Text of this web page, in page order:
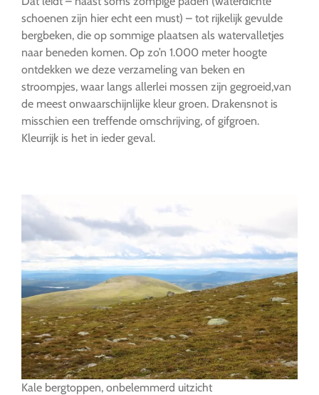
schoenen zijn hier echt een must) – tot rijkelijk gevulde
bergbeken, die op sommige plaatsen als watervalletjes
naar beneden komen. Op zo’n 1.000 meter hoogte
ontdekken we deze verzameling van beken en
stroompjes, waar langs allerlei mossen zijn gegroeid,van
de meest onwaarschijnlijke kleur groen. Drakensnot is
misschien een treffende omschrijving, of gifgroen.
Kleurrijk is het in ieder geval.
Kale bergtoppen, onbelemmerd uitzicht